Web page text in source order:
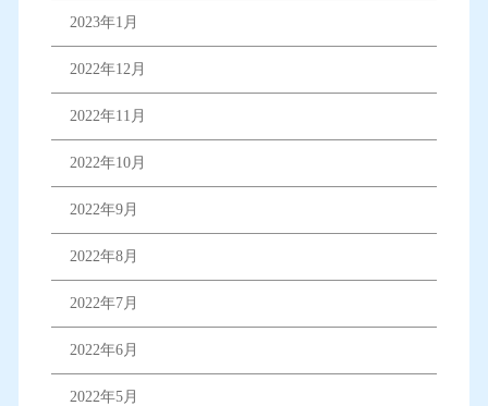
2023年1月
2022年12月
2022年11月
2022年10月
2022年9月
2022年8月
2022年7月
2022年6月
2022年5月